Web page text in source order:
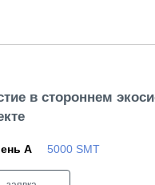
в стороннем
A 5000 SMT